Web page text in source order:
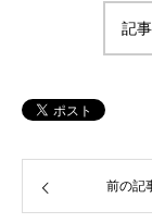
記
前の記